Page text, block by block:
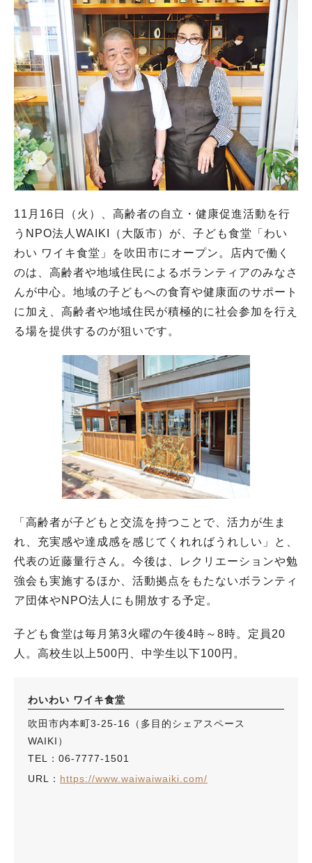
11月16日（火）、高齢者の自立・健康促進活動を行
うNPO法人WAIKI（大阪市）が、子ども食堂「わい
わい ワイキ食堂」を吹田市にオープン。店内で働く
のは、高齢者や地域住民によるボランティアのみなさ
んが中心。地域の子どもへの食育や健康面のサポート
に加え、高齢者や地域住民が積極的に社会参加を行え
る場を提供するのが狙いです。
「高齢者が子どもと交流を持つことで、活力が生ま
れ、充実感や達成感を感じてくれればうれしい」と、
代表の近藤量行さん。今後は、レクリエーションや勉
強会も実施するほか、活動拠点をもたないボランティ
ア団体やNPO法人にも開放する予定。
子ども食堂は毎月第3火曜の午後4時～8時。定員20
人。高校生以上500円、中学生以下100円。
わいわい ワイキ食堂
吹田市内本町3-25-16（多目的シェアスペース
WAIKI）
TEL：06-7777-1501
URL： https://www.waiwaiwaiki.com/